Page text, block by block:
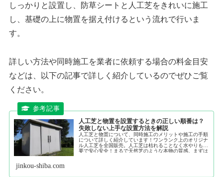
しっかりと設置し、防草シートと人工芝をきれいに施工
し、基礎の上に物置を据え付けるという流れで行いま
す。
詳しい方法や同時施工を業者に依頼する場合の料金目安
などは、以下の記事で詳しく紹介しているのでぜひご覧
ください。
人工芝と物置を設置するときの正しい順番は？
失敗しない上手な設置方法を解説
人工芝と物置について、同時施工のメリットや施工の手順
について詳しく紹介しています！ワンランク上のオリジナ
ル人工芝を全国販売。人工芝は枯れることなく水やりも不
要で安心安全！まるで天然芝のような本物の質感。まずは
jinkou-shiba.com